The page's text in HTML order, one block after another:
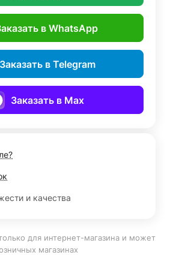
в WhatsApp
Заказать в Telegram
Заказать в Max
и качества
для интернет-магазина и может
магазинах